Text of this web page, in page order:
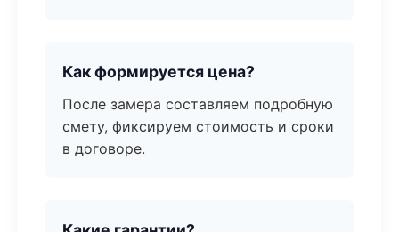
Как формируется цена?
После замера составляем подробную
смету, фиксируем стоимость и сроки
в договоре.